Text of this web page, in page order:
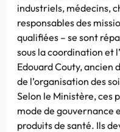
industriels, médecins,
responsables des
qualifiées – se sont
sous la coordination et
Edouard Couty, ancien
de l’organisation des
Selon le Ministère, ces
mode de gouvernance
produits de santé. Ils